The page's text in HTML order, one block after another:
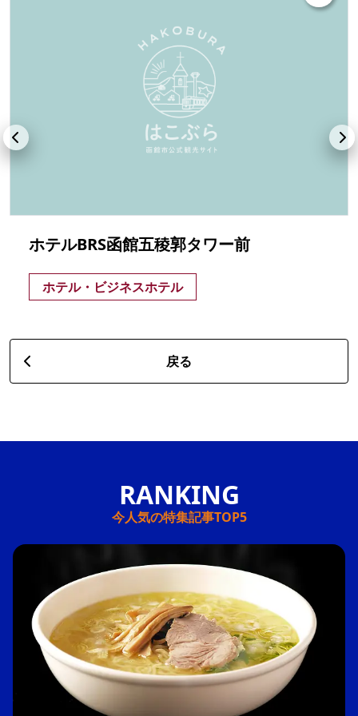
ホテルBRS函館五稜郭タワー前
ホテル・ビジネスホテル
戻る
今人気の特集記事TOP5